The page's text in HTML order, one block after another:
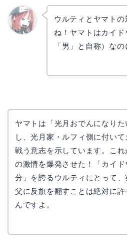
ウルティとヤマト
ね！ヤマトはカイ
「男」と自称）な
ヤマトは「光月おでんになり
し、光月家・ルフィ側に付いて
戦う意志を示しています。これ
の激情を爆発させた！「カイ
分」を誇るウルティにとって、
父に反旗を翻すことは絶対に許
んですよ。